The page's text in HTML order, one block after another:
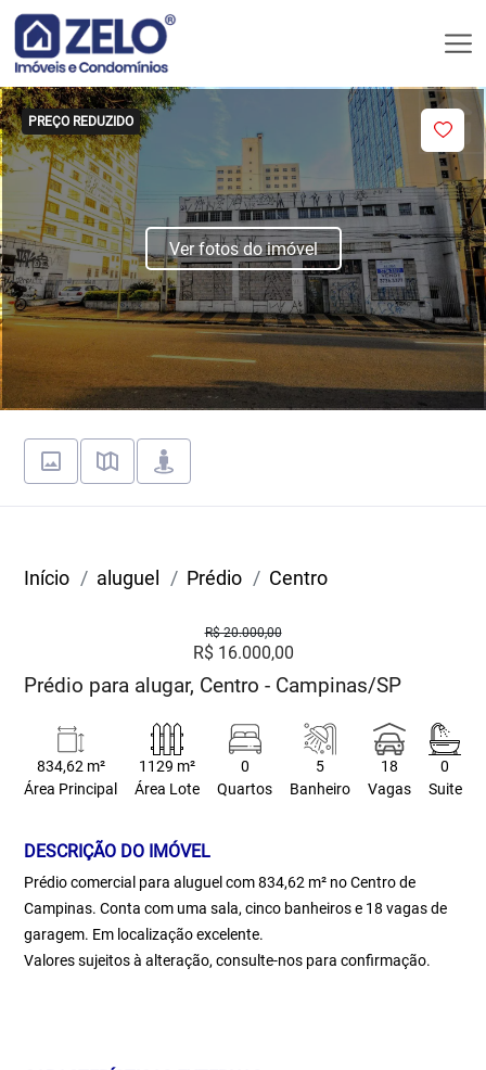
PREÇO REDUZIDO
Ver fotos do imóvel
Início aluguel Prédio Centro
R$ 20.000,00
R$ 16.000,00
Prédio para alugar, Centro - Campinas/SP
834,62 m²
Área Principal
1129 m²
Área Lote
0
Quartos
5
Banheiro
18
Vagas
0
Suite
DESCRIÇÃO DO IMÓVEL
Prédio comercial para aluguel com 834,62 m² no Centro de
Campinas. Conta com uma sala, cinco banheiros e 18 vagas de
garagem. Em localização excelente.
Valores sujeitos à alteração, consulte-nos para confirmação.